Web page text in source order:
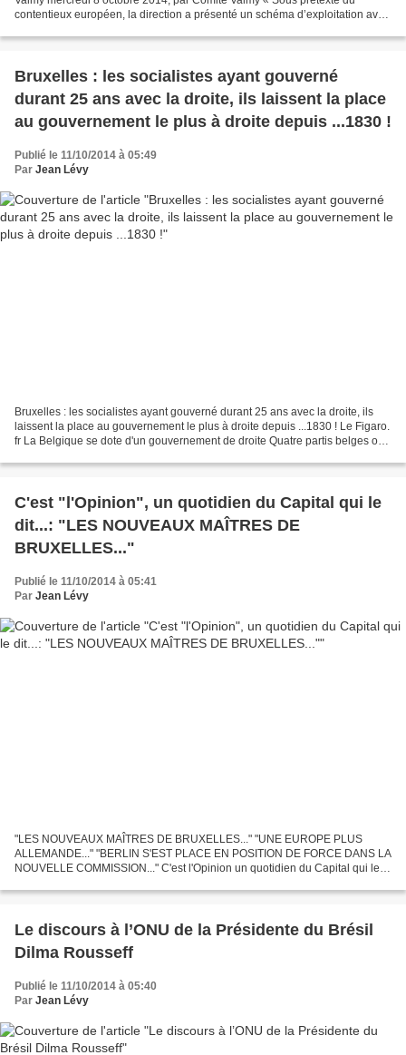
contentieux européen, la direction a présenté un schéma d’exploitation avec
Bruxelles : les socialistes ayant gouverné
durant 25 ans avec la droite, ils laissent la place
au gouvernement le plus à droite depuis ...1830 !
Publié le 11/10/2014 à 05:49
Par Jean Lévy
Bruxelles : les socialistes ayant gouverné durant 25 ans avec la droite, ils
laissent la place au gouvernement le plus à droite depuis ...1830 ! Le Figaro.
fr La Belgique se dote d'un gouvernement de droite Quatre partis belges ont
C'est "l'Opinion", un quotidien du Capital qui le
dit...: "LES NOUVEAUX MAÎTRES DE
BRUXELLES..."
Publié le 11/10/2014 à 05:41
Par Jean Lévy
"LES NOUVEAUX MAÎTRES DE BRUXELLES..." "UNE EUROPE PLUS
ALLEMANDE..." "BERLIN S'EST PLACE EN POSITION DE FORCE DANS LA
NOUVELLE COMMISSION..." C'est l'Opinion un quotidien du Capital qui le
Le discours à l’ONU de la Présidente du Brésil
Dilma Rousseff
Publié le 11/10/2014 à 05:40
Par Jean Lévy